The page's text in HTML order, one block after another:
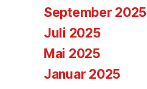
September 2025
Juli 2025
Mai 2025
Januar 2025